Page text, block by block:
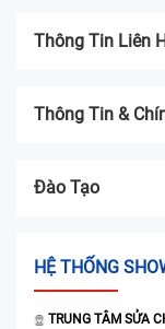
Thông Tin Liên
Thông Tin &
Đào Tạo
HỆ THỐNG
TRUNG TÂM SỬA